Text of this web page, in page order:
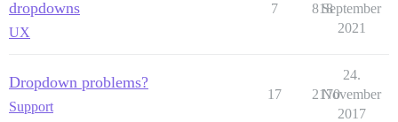
dropdowns
UX
7 818September
2021
Dropdown problems?
Support
17 2170
24.
November
2017